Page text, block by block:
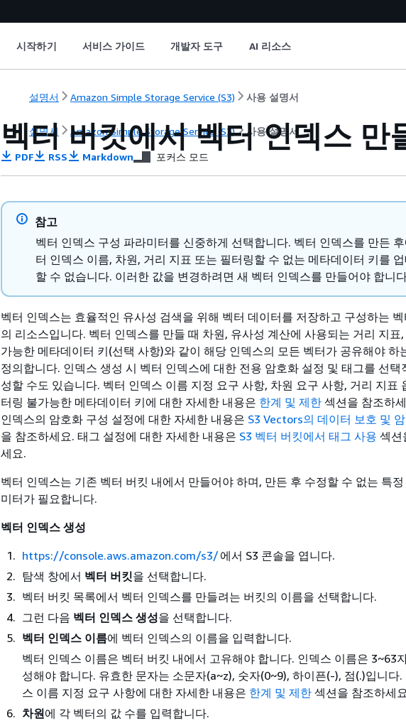
시작하기 서비스 가이드 개발자 도구 AI 리소스
설명서 Amazon Simple Storage Service (S3) 사용 설명서
설명서 Amazon Simple Storage Service (S3) 사용 설명서
벡터 버킷에서 벡터 인덱스 만
PDF RSS Markdown 포커스 모드
참고
벡터 인덱스 구성 파라미터를 신중하게 선택합니다. 벡터 인덱스를 만든
터 인덱스 이름, 차원, 거리 지표 또는 필터링할 수 없는 메타데이터 키를
할 수 없습니다. 이러한 값을 변경하려면 새 벡터 인덱스를 만들어야 합니
벡터 인덱스는 효율적인 유사성 검색을 위해 벡터 데이터를 저장하고 구성하는
의 리소스입니다. 벡터 인덱스를 만들 때 차원, 유사성 계산에 사용되는 거리 지표
가능한 메타데이터 키(선택 사항)와 같이 해당 인덱스의 모든 벡터가 공유해야 하
정의합니다. 인덱스 생성 시 벡터 인덱스에 대한 전용 암호화 설정 및 태그를 선택
성할 수도 있습니다. 벡터 인덱스 이름 지정 요구 사항, 차원 요구 사항, 거리 지표
터링 불가능한 메타데이터 키에 대한 자세한 내용은 한계 및 제한 섹션을 참조하
인덱스의 암호화 구성 설정에 대한 자세한 내용은 S3 Vectors의 데이터 보호 및
을 참조하세요. 태그 설정에 대한 자세한 내용은 S3 벡터 버킷에서 태그 사용 섹션
세요.
벡터 인덱스는 기존 벡터 버킷 내에서 만들어야 하며, 만든 후 수정할 수 없는 특
미터가 필요합니다.
벡터 인덱스 생성
https://console.aws.amazon.com/s3/에서 S3 콘솔을 엽니다.
탐색 창에서 벡터 버킷을 선택합니다.
벡터 버킷 목록에서 벡터 인덱스를 만들려는 버킷의 이름을 선택합니다.
그런 다음 벡터 인덱스 생성을 선택합니다.
벡터 인덱스 이름에 벡터 인덱스의 이름을 입력합니다.
벡터 인덱스 이름은 벡터 버킷 내에서 고유해야 합니다. 인덱스 이름은 3~63
성해야 합니다. 유효한 문자는 소문자(a~z), 숫자(0~9), 하이픈(-), 점(.)입니다.
스 이름 지정 요구 사항에 대한 자세한 내용은 한계 및 제한 섹션을 참조하세
차원에 각 벡터의 값 수를 입력합니다.